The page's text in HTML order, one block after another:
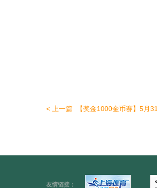
< 上一篇 【奖金1000金币赛】5月
友情链接：